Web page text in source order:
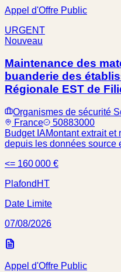
Appel d'Offre Public
URGENT
Nouveau
Maintenance des
buanderie des
Régionale EST de
Organismes de sécurité
France
50883000
Budget IAMontant extrait et
depuis les données source
<= 160 000 €
Plafond HT
Date Limite
07/08/2026
Appel d'Offre Public